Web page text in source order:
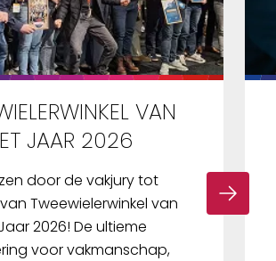
VAN
JAAR 2026
door de vakjury tot
Tweewielerwinkel van
2026! De ultieme
voor vakmanschap,